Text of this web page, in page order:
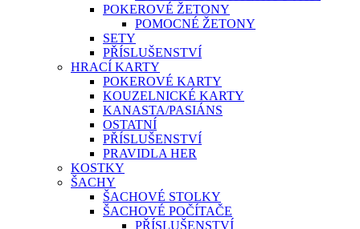
POKEROVÉ ŽETONY
POMOCNÉ ŽETONY
SETY
PŘÍSLUŠENSTVÍ
HRACÍ KARTY
POKEROVÉ KARTY
KOUZELNICKÉ KARTY
KANASTA/PASIÁNS
OSTATNÍ
PŘÍSLUŠENSTVÍ
PRAVIDLA HER
KOSTKY
ŠACHY
ŠACHOVÉ STOLKY
ŠACHOVÉ POČÍTAČE
PŘÍSLUŠENSTVÍ